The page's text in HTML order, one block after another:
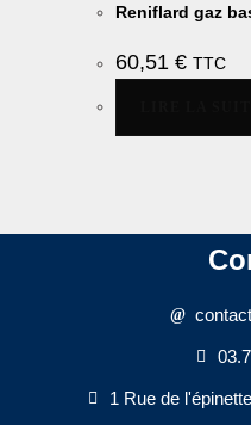
Reniflard gaz
60,51 € TTC
1 Rue de